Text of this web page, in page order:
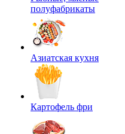
полуфабрикаты
Азиатская кухня
Картофель фри